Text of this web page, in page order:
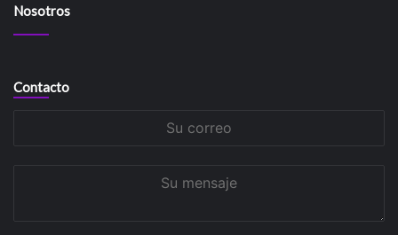
Nosotros
Contacto